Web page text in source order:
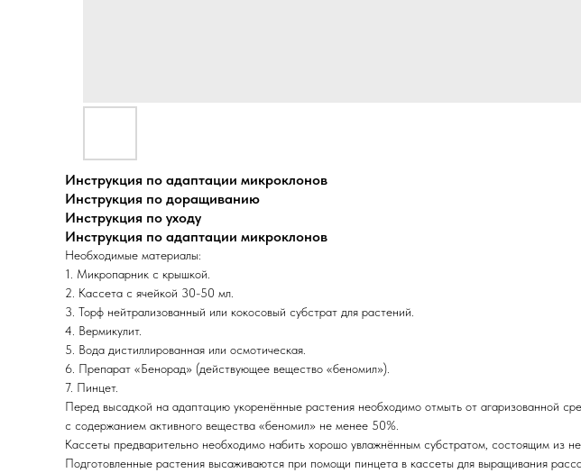
Инструкция по адаптации микроклонов
Инструкция по доращиванию
Инструкция по уходу
Инструкция по адаптации микроклонов
Необходимые материалы:
1. Микропарник с крышкой.
2. Кассета с ячейкой 30-50 мл.
3. Торф нейтрализованный или кокосовый субстрат для растений.
4. Вермикулит.
5. Вода дистиллированная или осмотическая.
6. Препарат «Бенорад» (действующее вещество «беномил»).
7. Пинцет.
Перед высадкой на адаптацию укоренённые растения необходимо отмыть от агаризованной
с содержанием активного вещества «беномил» не менее 50%.
Кассеты предварительно необходимо набить хорошо увлажнённым субстратом, состоящим из
Подготовленные растения высаживаются при помощи пинцета в кассеты для выращивания